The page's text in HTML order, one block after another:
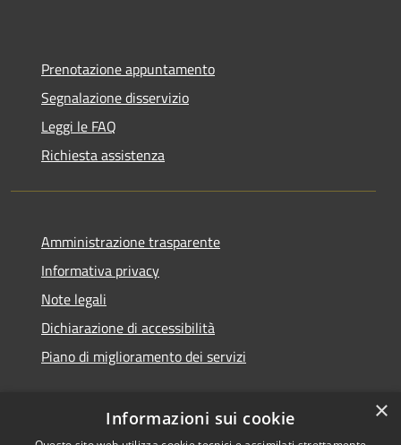
Prenotazione appuntamento
Segnalazione disservizio
Leggi le FAQ
Richiesta assistenza
Amministrazione trasparente
Informativa privacy
Note legali
Dichiarazione di accessibilità
Piano di miglioramento dei servizi
×
Informazioni sui cookie